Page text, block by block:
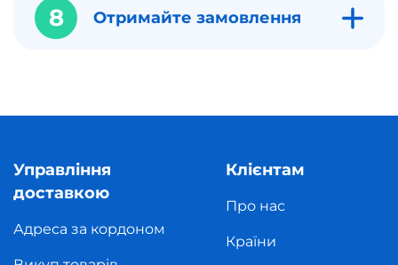
8 Отримайте замовлення
Управління
доставкою
Адреса за кордоном
Клієнтам
Про нас
Країни